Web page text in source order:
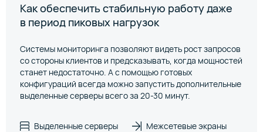
Как обеспечить стабильную работу даже
в период пиковых нагрузок
Системы мониторинга позволяют видеть рост запросов
со стороны клиентов и предсказывать, когда мощностей
станет недостаточно. А с помощью готовых
конфигураций всегда можно запустить дополнительные
выделенные серверы всего за 20-30 минут.
Выделенные серверы
Межсетевые экраны